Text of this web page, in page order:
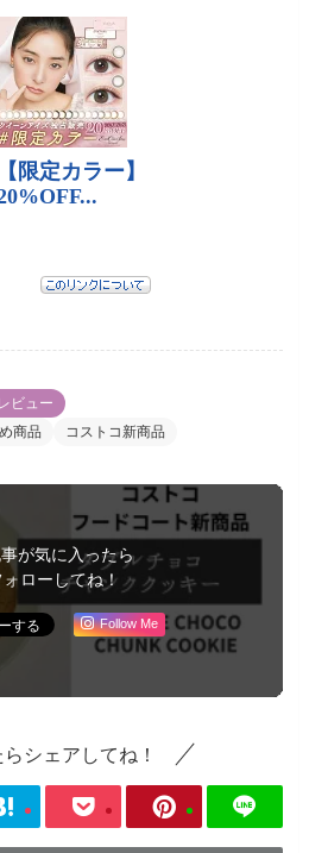
ビュー
商品 コストコ新商品
が気に入ったら
ォローしてね！
Follow Me
シェアしてね！